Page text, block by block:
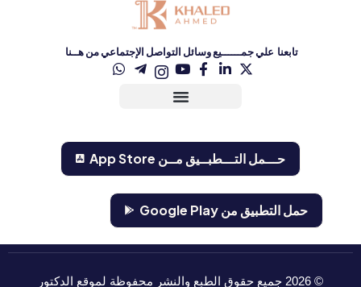
تابعنا علي جمــــــيع وسائل التواصل الإجتماعي من هــنا
حـــمل التـــطبــيق مــن ‏App Store‏
حمل التطبيق من Google Play
©
2026جميع حقوق الطبع والنشر محفوظة لموقع الدكتور